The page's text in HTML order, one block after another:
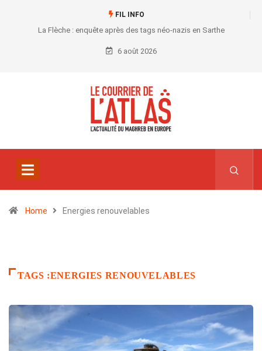
FIL INFO
La Flèche : enquête après des tags néo-nazis en Sarthe
6 août 2026
Home Energies renouvelables
TAGS :ENERGIES RENOUVELABLES